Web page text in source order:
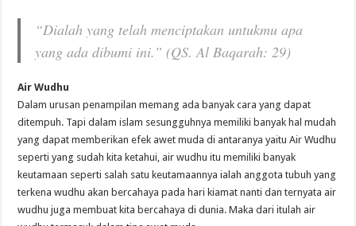
“Dialah yang telah menciptakan untukmu apa
yang ada dibumi ini.” (QS. Al Baqarah: 29)
Air Wudhu
Dalam urusan penampilan memang ada banyak cara yang dapat
ditempuh. Tapi dalam islam sesungguhnya memiliki banyak hal mudah
yang dapat memberikan efek awet muda di antaranya yaitu Air Wudhu
seperti yang sudah kita ketahui, air wudhu itu memiliki banyak
keutamaan seperti salah satu keutamaannya ialah anggota tubuh yang
terkena wudhu akan bercahaya pada hari kiamat nanti dan ternyata air
wudhu juga membuat kita bercahaya di dunia. Maka dari itulah air